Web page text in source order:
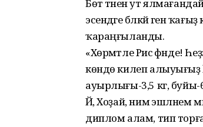
Бөтә тәнен ут
эсендәге бәләкәй генә
ҡараңғыланды.
«Хөрмәтле Рәис әфәнде!
көндө килеп алыуығыҙ
ауырлығы-3,5 кг, буйы-
Йә, Хоҙай, нимә
диплом алам, тип